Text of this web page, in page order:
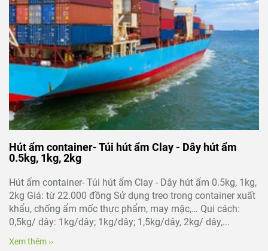
Hút ẩm container- Túi hút ẩm Clay - Dây hút ẩm
0.5kg, 1kg, 2kg
Hút ẩm container- Túi hút ẩm Clay - Dây hút ẩm 0.5kg, 1kg,
2kg Giá: từ 22.000 đồng Sử dụng treo trong container xuất
khẩu, chống ẩm mốc thực phẩm, may mặc,… Qui cách:
0,5kg/ dây: 1kg/dây; 1kg/dây; 1,5kg/dây, 2kg/ dây,...
Xem thêm ››